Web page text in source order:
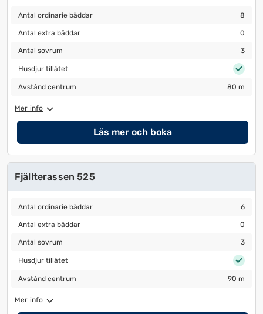
Antal ordinarie bäddar
Antal ordinarie bäddar 8
Antal extra bäddar
Antal extra bäddar 0
Antal sovrum
Antal sovrum 3
Husdjur tillåtet
Husdjur tillåtet
Avstånd centrum
Avstånd centrum 80 m
Mer info
Läs mer och boka
Fjällterassen 525
Antal ordinarie bäddar
Antal ordinarie bäddar 6
Antal extra bäddar
Antal extra bäddar 0
Antal sovrum
Antal sovrum 3
Husdjur tillåtet
Husdjur tillåtet
Avstånd centrum
Avstånd centrum 90 m
Mer info